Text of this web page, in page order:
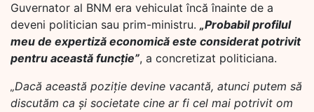
Guvernator al BNM era vehiculat încă înainte de a
deveni politician sau prim-ministru. „Probabil profilul
meu de expertiză economică este considerat potrivit
pentru această funcție”, a concretizat politiciana.
„Dacă această poziție devine vacantă, atunci putem să
discutăm ca și societate cine ar fi cel mai potrivit om